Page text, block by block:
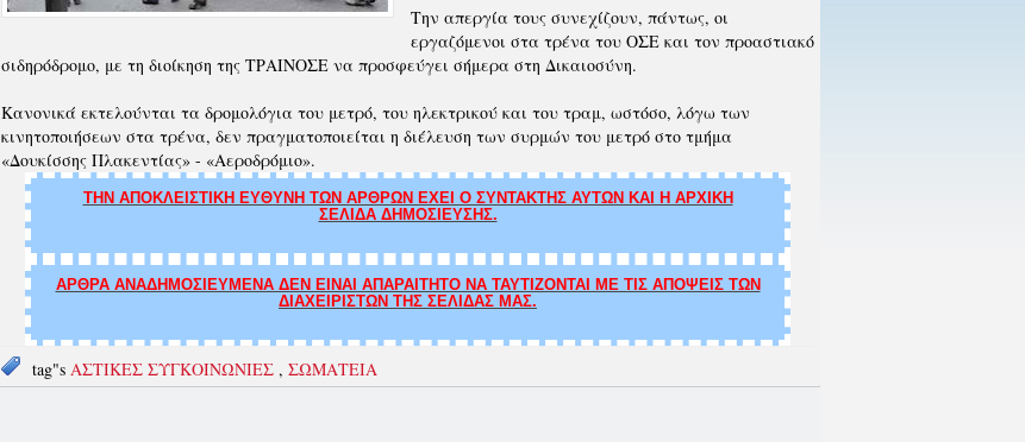
Την απεργία τους συνεχίζουν, πάντως, οι
εργαζόμενοι στα τρένα του ΟΣΕ και τον προαστιακό
σιδηρόδρομο, με τη διοίκηση της ΤΡΑΙΝΟΣΕ να προσφεύγει σήμερα στη Δικαιοσύνη.
Κανονικά εκτελούνται τα δρομολόγια του μετρό, του ηλεκτρικού και του τραμ, ωστόσο, λόγω των
κινητοποιήσεων στα τρένα, δεν πραγματοποιείται η διέλευση των συρμών του μετρό στο τμήμα
«Δουκίσσης Πλακεντίας» - «Αεροδρόμιο».
ΤΗΝ ΑΠΟΚΛΕΙΣΤΙΚΗ ΕΥΘΥΝΗ ΤΩΝ ΑΡΘΡΩΝ ΕΧΕΙ Ο ΣΥΝΤΑΚΤΗΣ ΑΥΤΩΝ ΚΑΙ Η ΑΡΧΙΚΗ
ΣΕΛΙΔΑ ΔΗΜΟΣΙΕΥΣΗΣ.
ΑΡΘΡΑ ΑΝΑΔΗΜΟΣΙΕΥΜΕΝΑ ΔΕΝ ΕΙΝΑΙ ΑΠΑΡΑΙΤΗΤΟ ΝΑ ΤΑΥΤΙΖΟΝΤΑΙ ΜΕ ΤΙΣ ΑΠΟΨΕΙΣ ΤΩΝ
ΔΙΑΧΕΙΡΙΣΤΩΝ ΤΗΣ ΣΕΛΙΔΑΣ ΜΑΣ.
tag"s ΑΣΤΙΚΕΣ ΣΥΓΚΟΙΝΩΝΙΕΣ , ΣΩΜΑΤΕΙΑ